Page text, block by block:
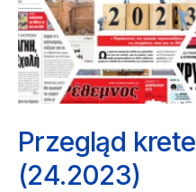
Przegląd
(24.2023)